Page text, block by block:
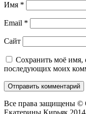
Имя *
Email *
Сайт
Сохранить моё имя,
последующих моих
Все права защищены ©